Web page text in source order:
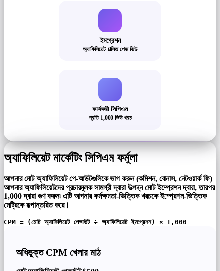
ইমপ্রেশন
অ্যাফিলিয়েট-চালিত পেজ ভিউ
কার্যকরী সিপিএম
প্রতি 1,000 ভিউ খরচ
অ্যাফিলিয়েট মার্কেটিং সিপিএম ফর্মুলা
আপনার মোট অ্যাফিলিয়েট পে-আউটগুলিকে ভাগ করুন (কমিশন, বোনাস, নেটওয়ার্ক ফি)
আপনার অ্যাফিলিয়েটদের প্রচারমূলক সামগ্রী দ্বারা উত্পন্ন মোট ইম্প্রেশন দ্বারা, তারপর
1,000 দ্বারা গুণ করুন৷ এটি আপনার কর্মক্ষমতা-ভিত্তিক খরচকে ইম্প্রেশন-ভিত্তিক
মেট্রিকে রূপান্তরিত করে।
CPM = (মোট অ্যাফিলিয়েট পেআউট ÷ অ্যাফিলিয়েট ইমপ্রেশন) × 1,000
অধিভুক্ত CPM খেলার মাঠ